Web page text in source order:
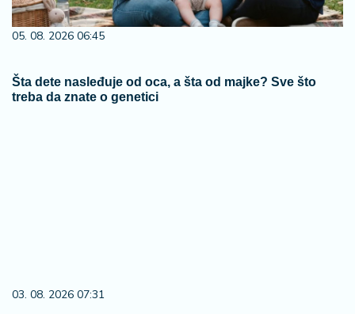
05. 08. 2026 06:45
Šta dete nasleđuje od oca, a šta od majke? Sve što
treba da znate o genetici
03. 08. 2026 07:31